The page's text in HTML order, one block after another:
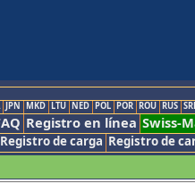
JPN MKD LTU NED POL POR ROU RUS
Registro en línea Swiss-
Registro de carga Registro de